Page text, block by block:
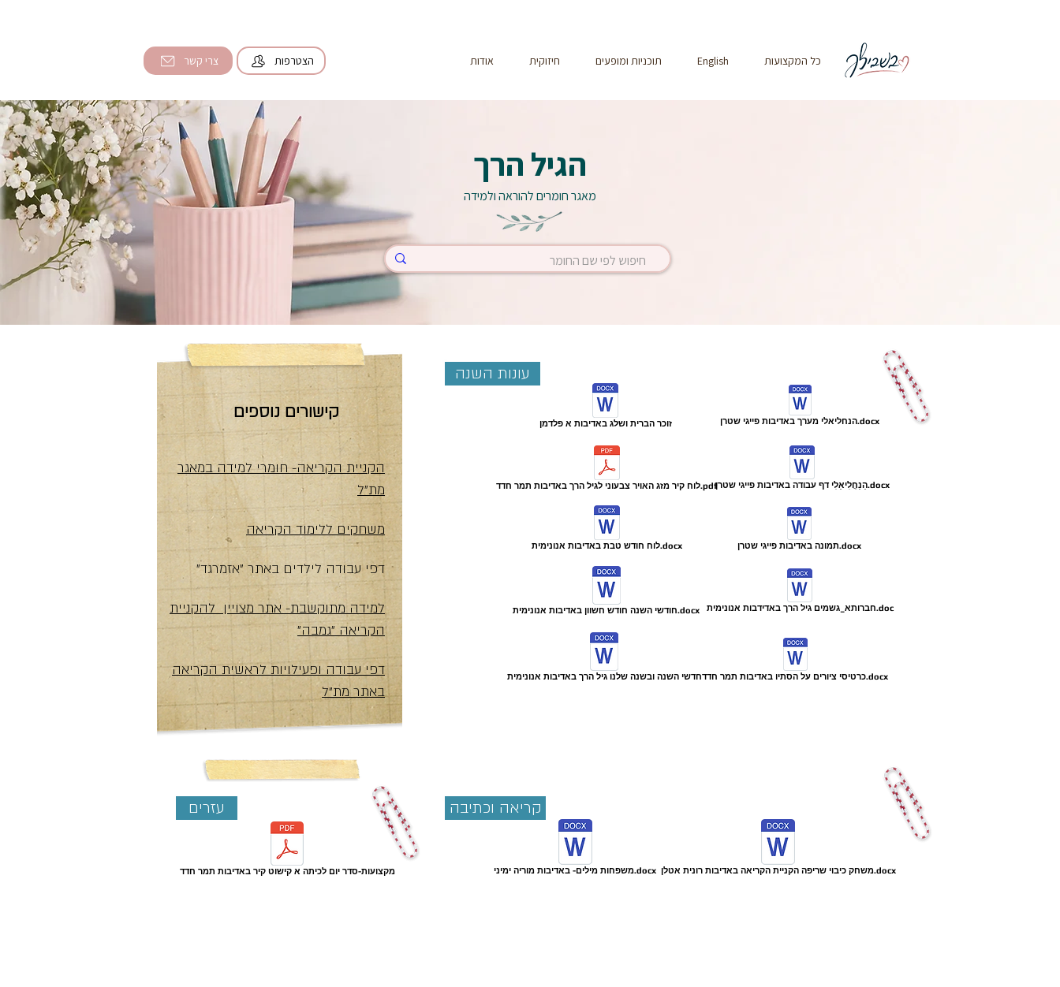
צרי קשר הצטרפות כל המקצועות English תוכניות ומופעים חיזוקית אודות
הגיל הרך
מאגר חומרים להוראה ולמידה
קישורים נוספים
הקניית הקריאה- חומרי למידה במאגר
מת"ל
משחקים ללימוד הקריאה
דפי עבודה לילדים באתר "אזמרגד"
למידה מתוקשבת- אתר מצויין להקניית
הקריאה "גמבה"
דפי עבודה ופעילויות לראשית הקריאה
באתר מת"ל
עונות השנה
זוכר הברית ושלג באדיבות א פלדמן
לוח קיר מזג האויר צבעוני לגיל הרך באדיבות תמר חדד.pdf
לוח חודש טבת באדיבות אנונימית.docx
חודשי השנה חודש חשוון באדיבות אנונימית.docx
חדשי השנה ובשנה שלנו גיל הרך באדיבות אנונימית
הנחליאלי מערך באדיבות פייגי שטרן.docx
הַנַחֲלִיאֵלִי דף עבודה באדיבות פייגי שטרן.docx
תמונה באדיבות פייגי שטרן.docx
חברותא_גשמים גיל הרך באדידבות אנונימית.doc
כרטיסי ציורים על הסתיו באדיבות תמר חדד.docx
מקצועות-סדר יום לכיתה א קישוט קיר באדיבות תמר חדד
עזרים
משפחות מילים- באדיבות מוריה ימיני.docx
קריאה וכתיבה
משחק כיבוי שריפה הקניית הקריאה באדיבות רונית אטלן.docx